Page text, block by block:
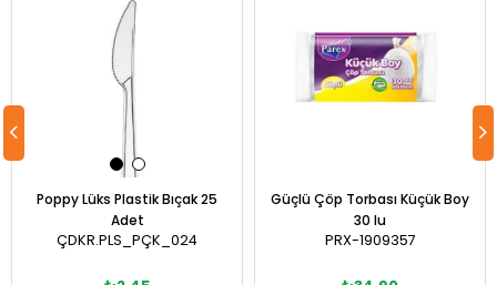
Poppy Lüks Plastik Bıçak 25
Adet
ÇDKR.PLS_PÇK_024
Güçlü Çöp Torbası Küçük Boy
30 lu
PRX-1909357